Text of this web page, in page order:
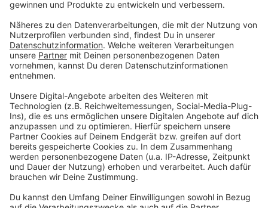
Notdienst-Apotheken bleiben geöffnet.
Anzeige
Weitere Infos und Links zum Thema:
Anzeige
Die Notdienstapotheken (hier einfach das Datum
und den Ort eingeben)
Mehr Infos zur Protestaktion und den Gründen
Hier informiert der Apothekerverband Nordrhein